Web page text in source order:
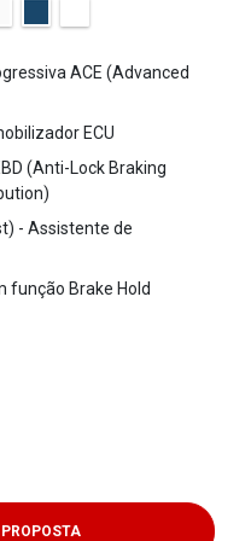
ACE (Advanced
ECU
(Anti-Lock Braking
- Assistente de
função Brake Hold